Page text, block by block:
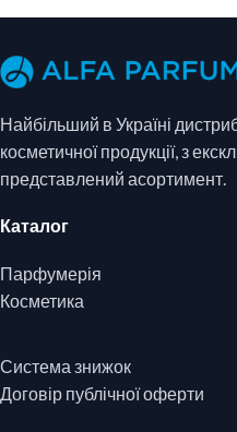
Найбільший в Україні
косметичної продукції, з
представлений асортимент.
Каталог
Парфумерія
Косметика
Система знижок
Договір публічної оферти